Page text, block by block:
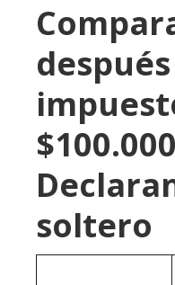
soltero